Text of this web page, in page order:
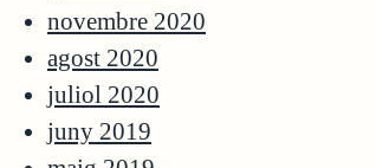
novembre 2020
agost 2020
juliol 2020
juny 2019